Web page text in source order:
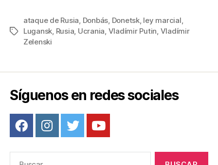
c
e
o
k
tt
er
ail er
e
m
p
tir
Etiquetas
ataque de Rusia, Donbás, Donetsk, ley marcial,
Lugansk, Rusia, Ucrania, Vladímir Putin, Vladímir
Zelenski
Síguenos en redes sociales